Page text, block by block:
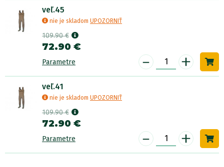
veľ.45
nie je skladom UPOZORNIŤ
109.90 €
72.90 €
Parametre - +
veľ.41
nie je skladom UPOZORNIŤ
109.90 €
72.90 €
Parametre - +